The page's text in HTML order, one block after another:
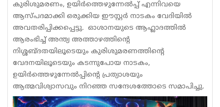
കുരിശുമരണം, ഉയിർത്തെഴുന്നേൽപ്പ് എന്നിവയെ
ആസ്പദമാക്കി ഒരുക്കിയ ഈസ്റ്റർ നാടകം വേദിയിൽ
അവതരിപ്പിക്കപ്പെട്ടു. ഓശാനയുടെ ആഹ്ലാദത്തിൽ
ആരംഭിച്ച് അന്ത്യ അത്താഴത്തിന്റെ
നിശ്ശബ്ദതയിലൂടെയും കുരിശുമരണത്തിന്റെ
വേദനയിലൂടെയും കടന്നുപോയ നാടകം,
ഉയിർത്തെഴുന്നേൽപ്പിന്റെ പ്രത്യാശയും
ആത്മവിശ്വാസവും നിറഞ്ഞ സന്ദേശത്തോടെ സമാപിച്ചു.